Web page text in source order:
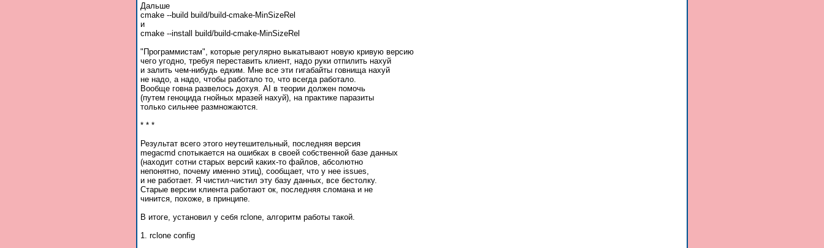
Дальше
cmake --build build/build-cmake-MinSizeRel
и
cmake --install build/build-cmake-MinSizeRel
"Программистам", которые регулярно выкатывают новую кривую версию
чего угодно, требуя переставить клиент, надо руки отпилить нахуй
и залить чем-нибудь едким. Мне все эти гигабайты говнища нахуй
не надо, а надо, чтобы работало то, что всегда работало.
Вообще говна развелось дохуя. AI в теории должен помочь
(путем геноцида гнойных мразей нахуй), на практике паразиты
только сильнее размножаются.
* * *
Результат всего этого неутешительный, последняя версия
megacmd спотыкается на ошибках в своей собственной базе данных
(находит сотни старых версий каких-то файлов, абсолютно
непонятно, почему именно этиц), сообщает, что у нее issues,
и не работает. Я чистил-чистил эту базу данных, все бестолку.
Старые версии клиента работают ок, последняя сломана и не
чинится, похоже, в принципе.
В итоге, установил у себя rclone, алгоритм работы такой.
1. rclone config